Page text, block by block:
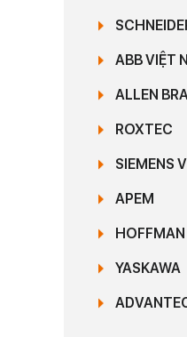
ABB VIỆT
ALLEN
ROXTEC
SIEMENS
APEM
HOFFMAN
YASKAWA